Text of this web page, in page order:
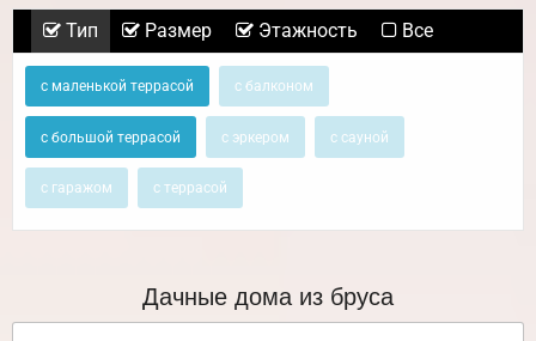
Тип Размер Этажность Все
с маленькой террасой с балконом
с большой террасой с эркером с сауной
с гаражом с террасой
Дачные дома из бруса